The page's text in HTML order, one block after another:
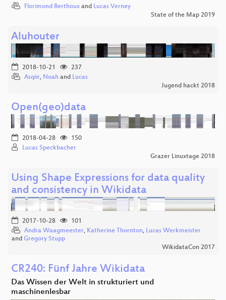
Florimond Berthoux and Lucas Verney
State of the Map 2019
Aluhouter
2018-10-21
237
Asqiir, Noah and Lucas
Jugend hackt 2018
Open(geo)data
2018-04-28
150
Lucas Speckbacher
Grazer Linuxtage 2018
Using Shape Expressions for data quality
and consistency in Wikidata
2017-10-28
101
Andra Waagmeester, Katherine Thornton, Lucas Werkmeister
and Gregory Stupp
WikidataCon 2017
CR240: Fünf Jahre Wikidata
Das Wissen der Welt in strukturiert und
maschinenlesbar